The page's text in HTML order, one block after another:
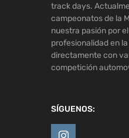
track days.
campeonatos de la
nuestra pasión por
profesionalidad en
directamente con
competición
SÍGUENOS: